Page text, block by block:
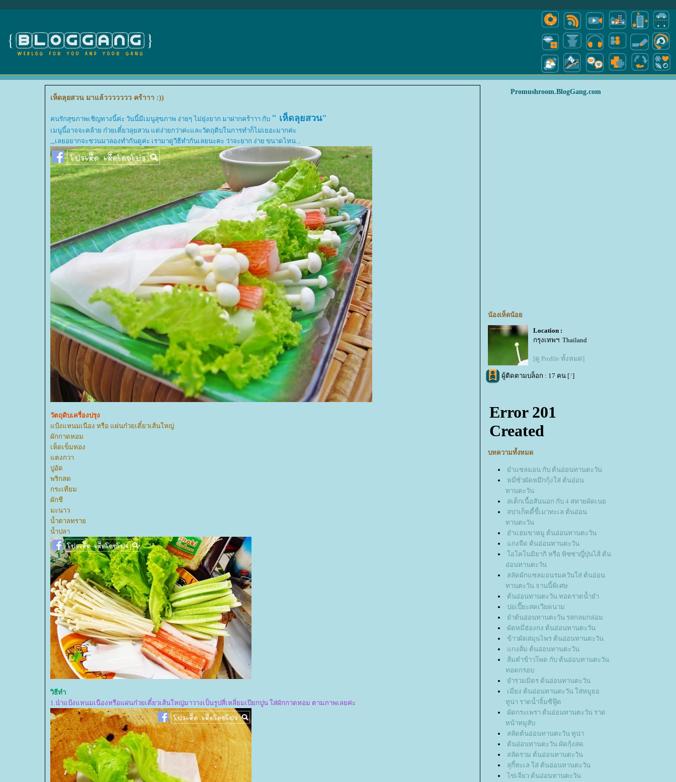
เห็ดลุยสวน มาแล้ววววววว คร้าาา :))
คนรักสุขภาพเชิญทางนี้ค่ะ วันนี้มีเมนูสุขภาพ ง่ายๆ ไม่ยุ่งยาก มาฝากคร้าาา กับ " เห็ดลุยสวน"
เมนูนี้อาจจะคล้าย ก๋วยเตี๋ยวลุยสวน แต่ง่ายกว่าค่ะและวัตถุดิบในการทำก็ไม่เยอะมากค่ะ
,,,เลยอยากจะชวนมาลองทำกันดูค่ะ เรามาดูวิธีทำกันเลยนะคะ ว่าจะยาก ง่าย ขนาดไหน...
วัตถุดิบเครื่องปรุง
ป้งแหนมเนือง หรือ แผ่นก๋วยเตี๋ยวเส้นใหญ่
ผักกาดหอม
เห็ดเข็มทอง
ตงกวา
ปูอัด
พริกสด
กระเทียม
ผักชี
มะนาว
น้ำตาลทรา
น้ำปลา
วิธีทำ
1.นำแป้งแหนมเนืองหรือแผ่นก๋วยเตี๋ยวเส้นใหญ่มาวางเป็นรูปสี่เหลี่ยมเปียกปูน ใส่ผักกาดหอม ตามภาพเลยค่ะ
Promushroom.BlogGang.com
น้องเห็ดน้อ
Location :
กรุงเทพฯ Thailand
[ดู Profile ทั้งหมด]
ผู้ติดตามบล็อก : 17 คน [?]
บทความทั้งหมด
ำแซลมอน กับ ต้นอ่อนทานตะวัน
หมี่ซั่วผัดหมึกกุ้งใส่ ต้นอ่อน
ทานตะวัน
สเต็กเนื้อสันนอก กับ 4 สหายผัดเน
สปาเก็ตตี้ขี้เมาทะเล ต้นอ่อน
ทานตะวัน
ำแฮมขาหมู ต้นอ่อนทานตะวัน
กงจืด ต้นอ่อนทานตะวัน
อโคโนมิยากิ หรือ พิซซ่าญี่ปุ่นไส้ ต้น
อ่อนทานตะวัน
สลัดผักแซลมอนรมควันใส่ ต้นอ่อน
ทานตะวัน จานนี้พิเศษ
ต้นอ่อนทานตะวัน ทอดราดน้ำยำ
ปอเปี๊ยะสดเวียดนาม
ำต้นอ่อนทานตะวัน รสกลมกล่อม
ผัดหมี่ฮ่องกง ต้นอ่อนทานตะวัน
ข้าวผัดสมุนไพร ต้นอ่อนทานตะวัน
กงส้ม ต้นอ่อนทานตะวัน
ส้มตำข้าวโพด กับ ต้นอ่อนทานตะวัน
ทอดกรอบ
ำรวมมิตร ต้นอ่อนทานตะวัน
เมี่ยง ต้นอ่อนทานตะวัน ใส่หมูยอ
ทูน่า ราดน้ำจิ้มซีฟู๊ด
ผัดกระเพรา ต้นอ่อนทานตะวัน ราด
หน้าหมูสับ
สลัดต้นอ่อนทานตะวัน ทูน่า
ต้นอ่อนทานตะวัน ผัดกุ้งสด
สลัดรวม ต้นอ่อนทานตะวัน
สุกี้ทะเล ใส่ ต้นอ่อนทานตะวัน
ไข่เจียว ต้นอ่อนทานตะวัน